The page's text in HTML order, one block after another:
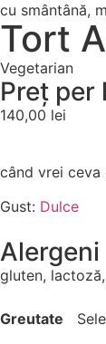
cu smântână,
Tort
Vegetarian
Preț per
140,00 lei
când vrei ceva
Gust: Dulce
Alergeni
gluten,
Greutate